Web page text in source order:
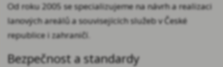
Od roku 2005 se specializujeme na návrh a realizaci
lanových areálů a souvisejících služeb v České
republice i zahraničí.
Bezpečnost a standardy